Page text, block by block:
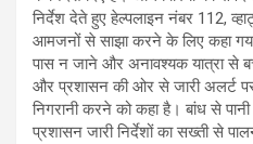
निर्देश देते हुए हेल्पलाइन नंबर 112,
आमजनों से साझा करने के लिए कहा गया
पास न जाने और अनावश्यक यात्रा से
और प्रशासन की ओर से जारी अलर्ट पर
निगरानी करने को कहा है। बांध से
प्रशासन जारी निर्देशों का सख्ती से